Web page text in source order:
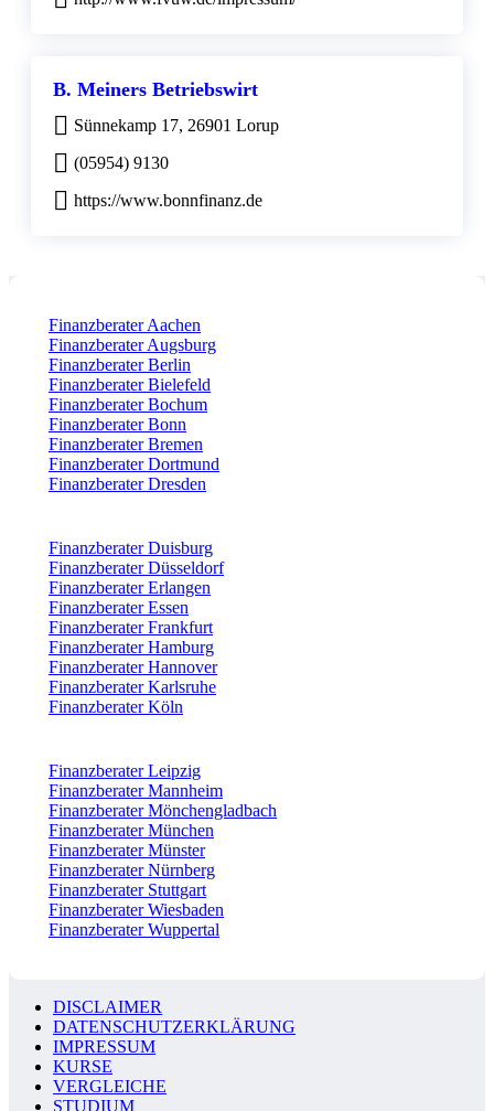
B. Meiners Betriebswirt
Sünnekamp 17, 26901 Lorup
(05954) 9130
https://www.bonnfinanz.de
Finanzberater Aachen
Finanzberater Augsburg
Finanzberater Berlin
Finanzberater Bielefeld
Finanzberater Bochum
Finanzberater Bonn
Finanzberater Bremen
Finanzberater Dortmund
Finanzberater Dresden
Finanzberater Duisburg
Finanzberater Düsseldorf
Finanzberater Erlangen
Finanzberater Essen
Finanzberater Frankfurt
Finanzberater Hamburg
Finanzberater Hannover
Finanzberater Karlsruhe
Finanzberater Köln
Finanzberater Leipzig
Finanzberater Mannheim
Finanzberater Mönchengladbach
Finanzberater München
Finanzberater Münster
Finanzberater Nürnberg
Finanzberater Stuttgart
Finanzberater Wiesbaden
Finanzberater Wuppertal
DISCLAIMER
DATENSCHUTZERKLÄRUNG
IMPRESSUM
KURSE
VERGLEICHE
STUDIUM